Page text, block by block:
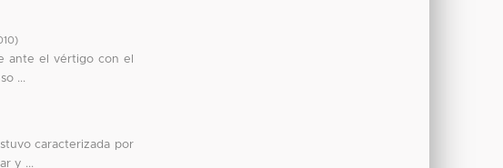
)
ante el vértigo con el
...
caracterizada por
y ...